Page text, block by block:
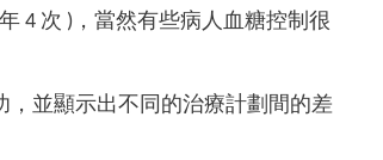
4 次 )，當然有些病人血糖控制很
並顯示出不同的治療計劃間的差